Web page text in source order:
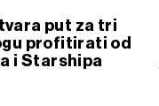
put za tri
profitirati od
i Starshipa